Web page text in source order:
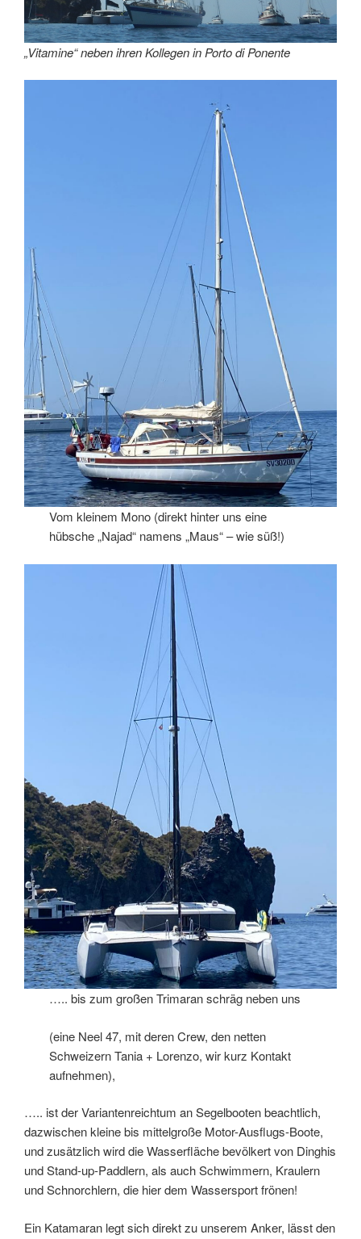
„Vitamine“ neben ihren Kollegen in Porto di Ponente
Vom kleinem Mono (direkt hinter uns eine
hübsche „Najad“ namens „Maus“ – wie süß!)
….. bis zum großen Trimaran schräg neben uns
(eine Neel 47, mit deren Crew, den netten
Schweizern Tania + Lorenzo, wir kurz Kontakt
aufnehmen),
….. ist der Variantenreichtum an Segelbooten beachtlich,
dazwischen kleine bis mittelgroße Motor-Ausflugs-Boote,
und zusätzlich wird die Wasserfläche bevölkert von Dinghis
und Stand-up-Paddlern, als auch Schwimmern, Kraulern
und Schnorchlern, die hier dem Wassersport frönen!
Ein Katamaran legt sich direkt zu unserem Anker, lässt den